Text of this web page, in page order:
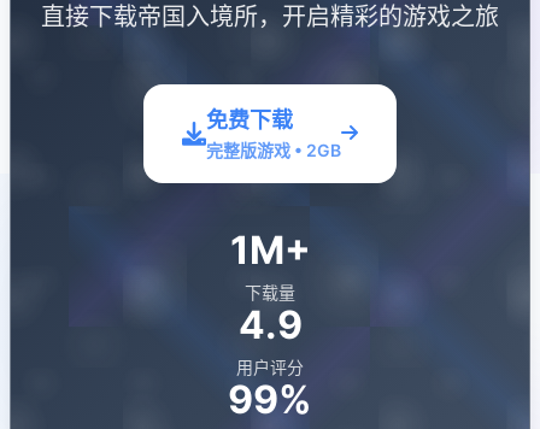
直接下载帝国入境所，开启精彩的游戏之旅
免费下载
完整版游戏 • 2GB
1M+
下载量
4.9
用户评分
99%